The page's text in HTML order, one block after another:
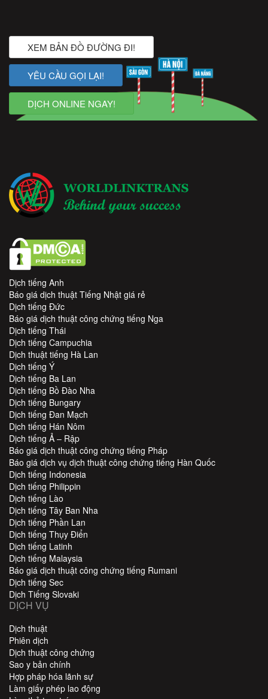
XEM BẢN ĐỒ ĐƯỜNG ĐI!
YÊU CẦU GỌI LẠI!
DỊCH ONLINE NGAY!
Dịch tiếng Anh
Báo giá dịch thuật Tiếng Nhật giá rẻ
Dịch tiếng Đức
Báo giá dịch thuật công chứng tiếng Nga
Dịch tiếng Thái
Dịch tiếng Campuchia
Dịch thuật tiếng Hà Lan
Dịch tiếng Ý
Dịch tiếng Ba Lan
Dịch tiếng Bồ Đào Nha
Dịch tiếng Bungary
Dịch tiếng Đan Mạch
Dịch tiếng Hán Nôm
Dịch tiếng Ả – Rập
Báo giá dịch thuật công chứng tiếng Pháp
Báo giá dịch vụ dịch thuật công chứng tiếng Hàn Quốc
Dịch tiếng Indonesia
Dịch tiếng Philippin
Dịch tiếng Lào
Dịch tiếng Tây Ban Nha
Dịch tiếng Phần Lan
Dịch tiếng Thụy Điển
Dịch tiếng Latinh
Dịch tiếng Malaysia
Báo giá dịch thuật công chứng tiếng Rumani
Dịch tiếng Sec
Dịch Tiếng Slovaki
DỊCH VỤ
Dịch thuật
Phiên dịch
Dịch thuật công chứng
Sao y bản chính
Hợp pháp hóa lãnh sự
Làm giấy phép lao động